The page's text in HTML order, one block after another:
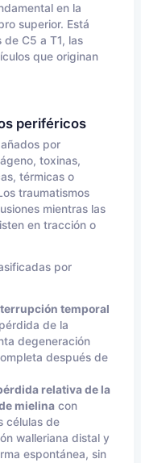
en la
superior. Está
C5 a T1, las
que originan
periféricos
por
toxinas,
térmicas o
traumatismos
mientras las
en tracción o
por
temporal
de la
degeneración
después de
relativa de la
mielina con
células de
walleriana distal y
espontánea, sin